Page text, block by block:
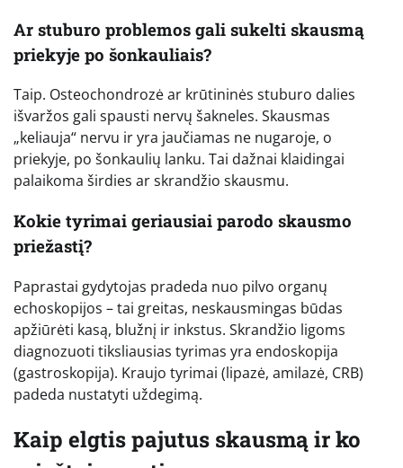
Ar stuburo problemos gali sukelti skausmą
priekyje po šonkauliais?
Taip. Osteochondrozė ar krūtininės stuburo dalies
išvaržos gali spausti nervų šakneles. Skausmas
„keliauja“ nervu ir yra jaučiamas ne nugaroje, o
priekyje, po šonkaulių lanku. Tai dažnai klaidingai
palaikoma širdies ar skrandžio skausmu.
Kokie tyrimai geriausiai parodo skausmo
priežastį?
Paprastai gydytojas pradeda nuo pilvo organų
echoskopijos – tai greitas, neskausmingas būdas
apžiūrėti kasą, blužnį ir inkstus. Skrandžio ligoms
diagnozuoti tiksliausias tyrimas yra endoskopija
(gastroskopija). Kraujo tyrimai (lipazė, amilazė, CRB)
padeda nustatyti uždegimą.
Kaip elgtis pajutus skausmą ir ko